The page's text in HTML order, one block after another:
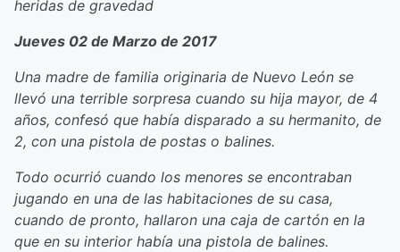
heridas de gravedad
Jueves 02 de Marzo de 2017
Una madre de familia originaria de Nuevo León se
llevó una terrible sorpresa cuando su hija mayor, de 4
años, confesó que había disparado a su hermanito, de
2, con una pistola de postas o balines.
Todo ocurrió cuando los menores se encontraban
jugando en una de las habitaciones de su casa,
cuando de pronto, hallaron una caja de cartón en la
que en su interior había una pistola de balines.